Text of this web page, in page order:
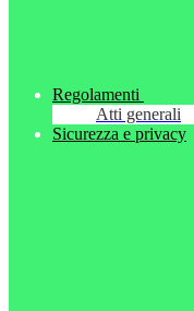
Regolamenti
Atti generali
Sicurezza e privacy